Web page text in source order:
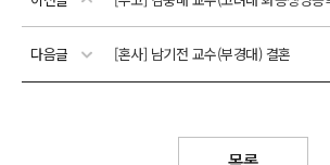
다음글 [혼사] 남기전 교수(부경대) 결혼